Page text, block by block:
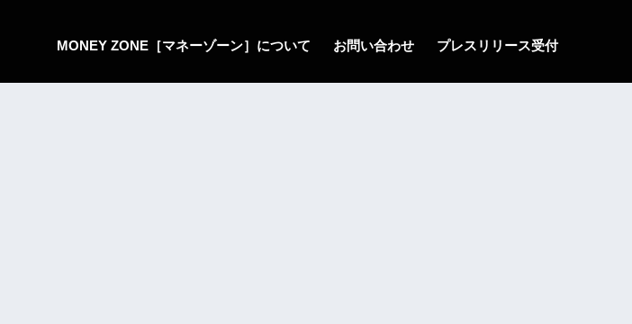
MONEY ZONE［マネーゾーン］について お問い合わせ プレスリリース受付